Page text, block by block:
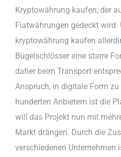
Kryptowährung kaufen, der
Fiatwährungen gedeckt wird.
kryptowährung kaufen
Bügelschlösser eine starre
daher beim Transport
Anspruch, in digitale Form zu
hunderten Anbietern ist die
will das Projekt nun mit
Markt drängen. Durch die
verschiedenen Unternehmen